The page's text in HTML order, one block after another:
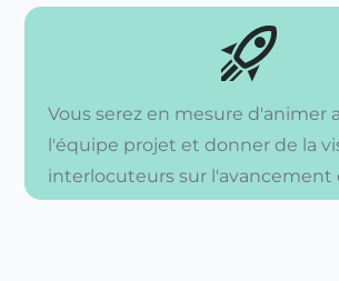
Vous serez en mesure d'animer
l'équipe projet et donner de la
interlocuteurs sur l'avancement